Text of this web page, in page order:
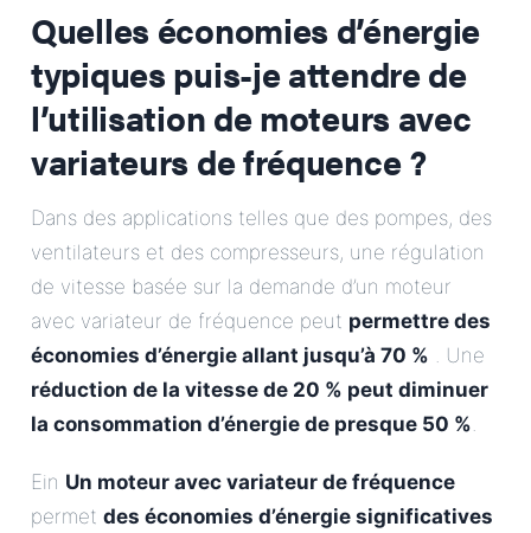
Quelles économies d’énergie
typiques puis-je attendre de
l’utilisation de moteurs avec
variateurs de fréquence ?
Dans des applications telles que des pompes, des
ventilateurs et des compresseurs, une régulation
de vitesse basée sur la demande d’un moteur
avec variateur de fréquence peut permettre des
économies d’énergie allant jusqu’à 70 % . Une
réduction de la vitesse de 20 % peut diminuer
la consommation d’énergie de presque 50 %.
Ein Un moteur avec variateur de fréquence
permet des économies d’énergie significatives